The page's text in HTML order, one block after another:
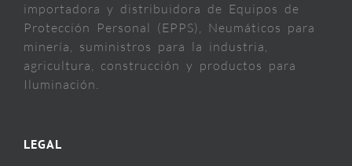
importadora y distribuidora de Equipos de
Protección Personal (EPPS), Neumáticos para
minería, suministros para la industria,
agricultura, construcción y productos para
Iluminación.
LEGAL